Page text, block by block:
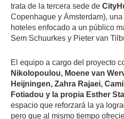
trata de la tercera sede de
Copenhague y Ámsterdam),
hoteles enfocado a un público
Sem Schuurkes y Pieter van
El equipo a cargo del proyecto
Nikolopoulou, Moene van
Heijningen, Zahra Rajaei,
Fotiadou y la propia Esther
espacio que reforzará la ya
pero que al mismo tiempo